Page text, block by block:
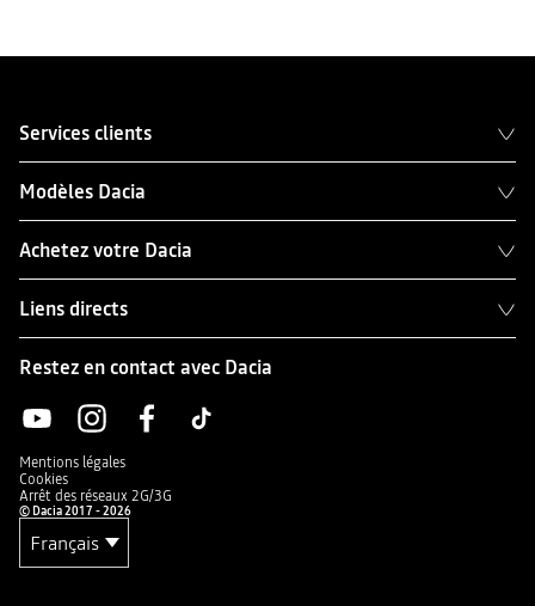
Services clients
Modèles Dacia
Achetez votre Dacia
Liens directs
Restez en contact avec Dacia
Mentions légales
Cookies
Arrêt des réseaux 2G/3G
© Dacia 2017 - 2026